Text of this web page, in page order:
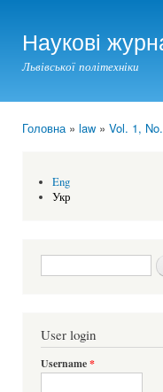
Наукові
Львівської політехніки
Головна» law » Vol. 1,
Eng
Укр
Search form
User login
Username*